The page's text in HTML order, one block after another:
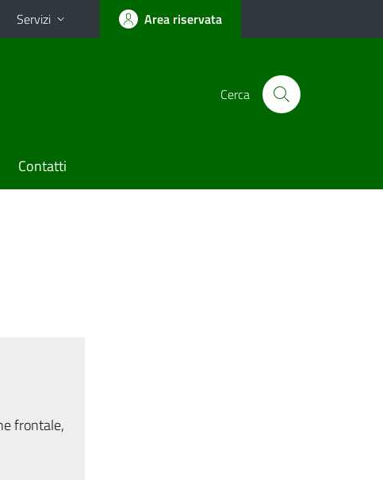
Servizi Area riservata
Cerca
Contatti
frontale,